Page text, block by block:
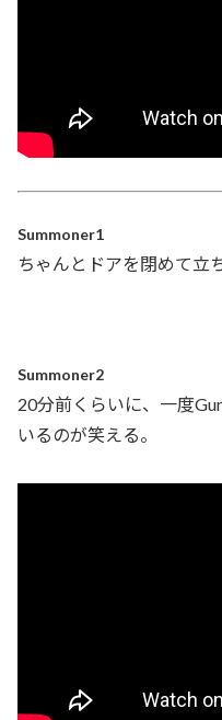
Summoner1
ちゃんとドアを閉めて立
Summoner2
20分前くらいに、一度
いるのが笑える。